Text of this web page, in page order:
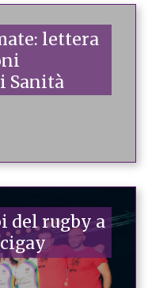
lettera
Sanità
del rugby a